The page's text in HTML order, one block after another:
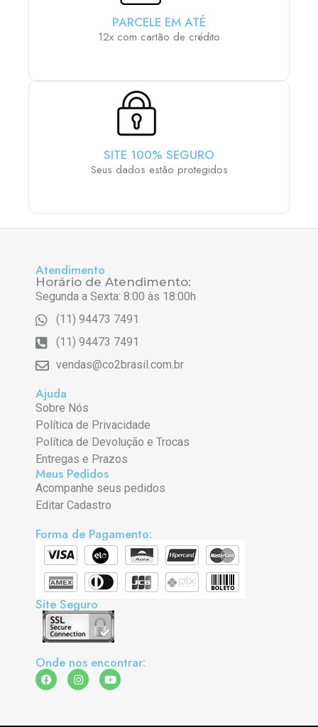
PARCELE EM ATÉ
12x com cartão de crédito
SITE 100% SEGURO
Seus dados estão protegidos
Atendimento
Horário de Atendimento:
Segunda a Sexta: 8:00 às 18:00h
(11) 94473 7491
(11) 94473 7491
vendas@co2brasil.com.br
Ajuda
Sobre Nós
Política de Privacidade
Política de Devolução e Trocas
Entregas e Prazos
Meus Pedidos
Acompanhe seus pedidos
Editar Cadastro
Forma de Pagamento:
Site Seguro
Onde nos encontrar: